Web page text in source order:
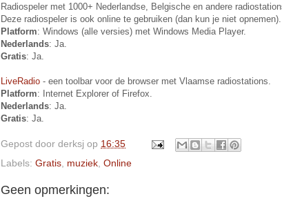
Radiospeler met 1000+ Nederlandse, Belgische en andere
Deze radiospeler is ook online te gebruiken (dan kun je niet opnemen).
Platform: Windows (alle versies) met Windows Media Player.
Nederlands: Ja.
Gratis: Ja.
LiveRadio - een toolbar voor de browser met Vlaamse radiostations.
Platform: Internet Explorer of Firefox.
Nederlands: Ja.
Gratis: Ja.
Gepost door derksj op 16:35
Labels: Gratis, muziek, Online
Geen opmerkingen: